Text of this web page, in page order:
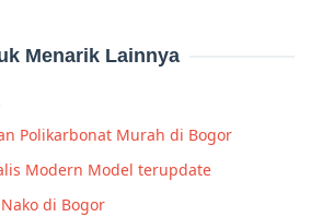
Menarik Lainnya
Polikarbonat Murah di Bogor
Modern Model terupdate
di Bogor